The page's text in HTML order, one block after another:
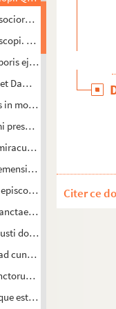
Temporibus
Temporibus priscis
ejusdem. Quoniam
Damiani. Quedam
monte Gargano.
presbiteri. Jeronimus
factum in
archiepiscopi.
Igitur beatus
igitur Fidis
domni Ludovici ad
cunctos... fideles... Cum
martirum
est ostensa sancto
Citer ce